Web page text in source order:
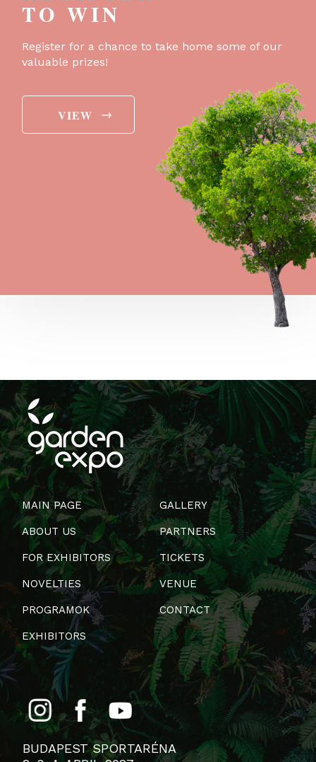
TO WIN
Register for a chance to take home some of our
valuable prizes!
VIEW →
MAIN PAGE
ABOUT US
FOR EXHIBITORS
NOVELTIES
PROGRAMOK
EXHIBITORS
GALLERY
PARTNERS
TICKETS
VENUE
CONTACT
BUDAPEST SPORTARÉNA